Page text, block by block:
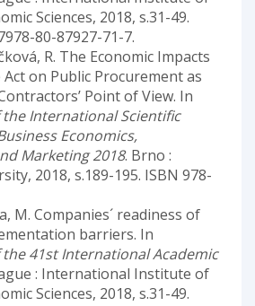
Sciences, 2018, s.31-49.
80-87927-71-7.
R. The Economic Impacts
on Public Procurement as
Point of View. In
International Scientific
Economics,
Marketing 2018. Brno :
2018, s.189-195. ISBN 978-
M. Companies´ readiness of
barriers. In
41st International Academic
: International Institute of
Sciences, 2018, s.31-49.